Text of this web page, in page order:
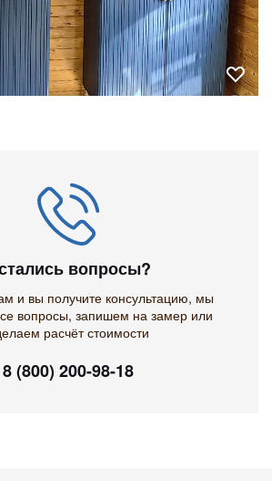
вопросы?
и вы получите консультацию, мы
вопросы, запишем на замер или
расчёт стоимости
8 (800) 200-98-18